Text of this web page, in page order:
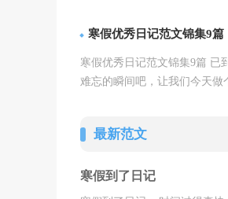
寒假优秀日记范文锦集9篇
寒假优秀日记范文锦集9篇 已
难忘的瞬间吧，让我们今天
最新范文
寒假到了日记